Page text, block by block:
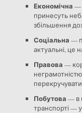
Економічна —
принесуть
збільшення
Соціальна —
актуальні, це
Правова —
Побутова — в
транспорті —